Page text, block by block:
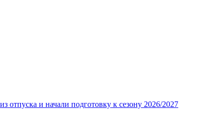
отпуска и начали подготовку к сезону 2026/2027